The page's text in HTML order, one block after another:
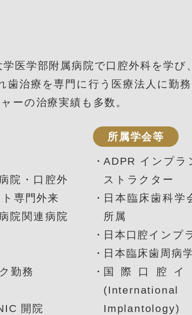
医学部附属病院で口腔外科を学び、
治療を専門に行う医療法人に勤務
ーの治療実績も多数。
院・口腔外
専門外来
院関連病院
勤務
開院
所属学会等
ADPR インプ
ストラクター
日本臨床歯科学
所属
日本口腔インプ
日本臨床歯周病
国際口腔
Implantology)